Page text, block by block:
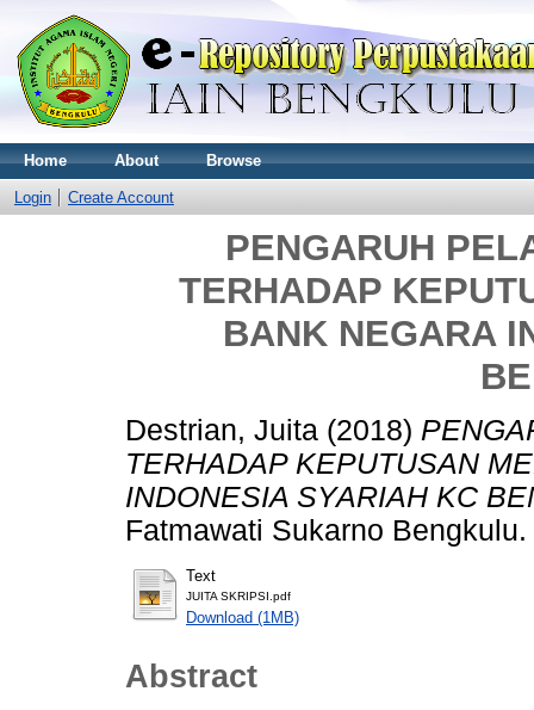
Home About Browse
Login Create Account
PENGARUH
TERHADAP
BANK NEGARA
Destrian, Juita (2018)
TERHADAP KEPUTUSAN
INDONESIA SYARIAH KC
Fatmawati Sukarno Bengkulu.
Text
JUITA SKRIPSI.pdf
Download (1MB)
Abstract